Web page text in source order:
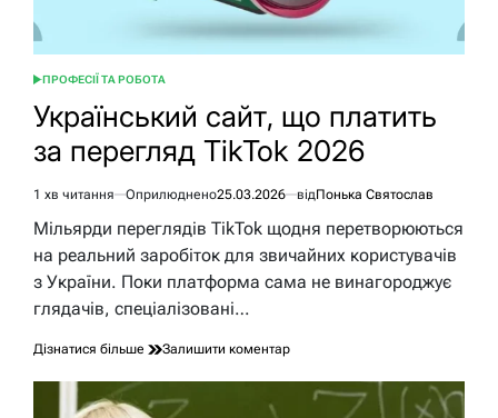
ОПУБЛІКУВАТИ
ПРОФЕСІЇ ТА РОБОТА
Український сайт, що платить
за перегляд TikTok 2026
Орієнтовний
час
читання
1 хв читання Оприлюднено25.03.2026 відПонька Святослав
Мільярди переглядів TikTok щодня перетворюються
на реальний заробіток для звичайних користувачів
з України. Поки платформа сама не винагороджує
глядачів, спеціалізовані…
Дізнатися більше Залишити коментардо
сайт,